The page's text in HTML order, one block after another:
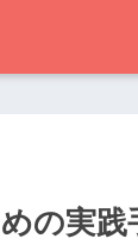
の実践